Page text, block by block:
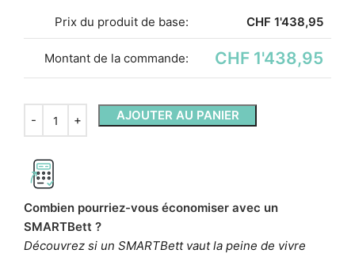
Prix ​​du produit de base: CHF 1'438,95
Montant de la commande: CHF 1'438,95
AJOUTER AU PANIER
Combien pourriez-vous économiser avec un
SMARTBett ?
Découvrez si un SMARTBett vaut la peine de vivre